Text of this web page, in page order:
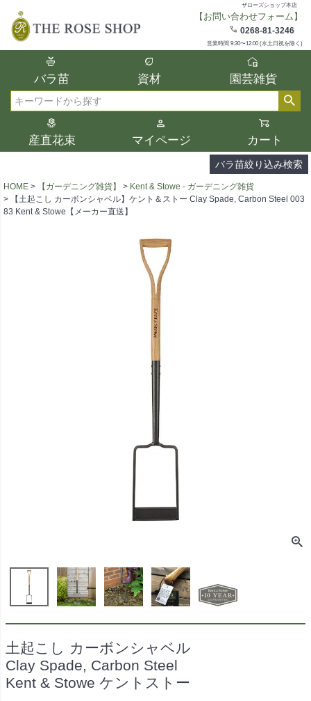
ザローズショップ本店
【お問い合わせフォーム】
0268-81-3246
営業時間 9:30〜12:00 (水土日祝を除く)
バラ苗 資材 園芸雑貨
産直花束 マイページ カート
バラ苗絞り込み検索
在庫
在庫ありのみ表示
検索
複数の条件を選択して絞り込み検索が可能
選択した項目全てに該当する品種のみ検索
結果に表示されます。
タイプ、カラー、ブランドなどは1つずつ選
択してください。
HOME 【ガーデニング雑貨】
Kent & Stowe - ガーデニング雑貨
【土起こし カーボンシャベル】ケント＆ストー Clay Spade, Carbon Steel 003
83 Kent & Stowe【メーカー直送】
土起こし カーボンシャベル
Clay Spade, Carbon Steel
Kent & Stowe ケントストー